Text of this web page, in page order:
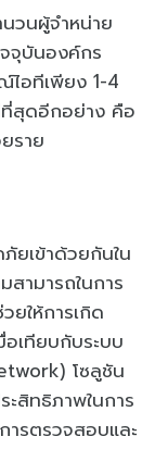
วนผู้จำหน่าย
บันองค์กร
ไอทีเพียง 1-4
สุดอีกอย่าง คือ
ราย
ยเข้าด้วยกันใน
สามารถในการ
ยให้การเกิด
เทียบกับระบบ
โซลูชัน
สิทธิภาพในการ
รตรวจสอบและ